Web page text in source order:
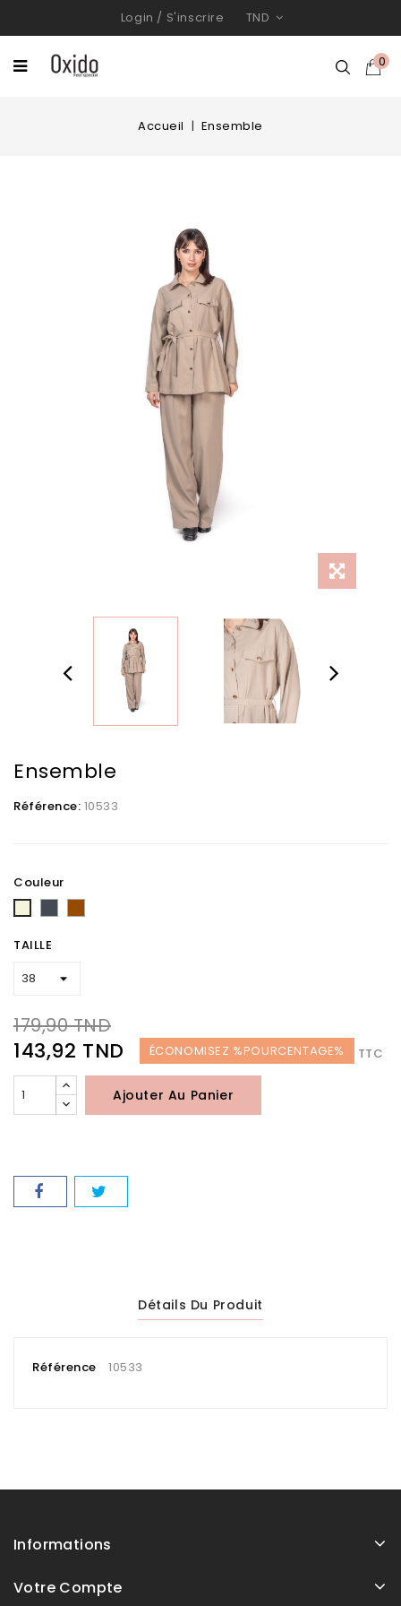
Login / S'inscrire TND
0
Accueil Ensemble
Ensemble
Référence: 10533
Couleur
Beige
TAILLE
179,90 TND
143,92 TND ÉCONOMISEZ %POURCENTAGE% TTC
Ajouter Au Panier
Détails Du Produit
Référence 10533
Informations
Votre Compte